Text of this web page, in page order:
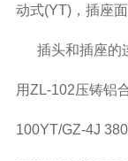
动式(YT)，插座
插头和插座的
用ZL-102压铸铝
100YT/GZ-4J